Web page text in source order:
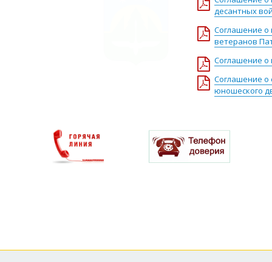
десантных
Соглашение
ветеранов
Соглашение
Соглашение о
юношеского